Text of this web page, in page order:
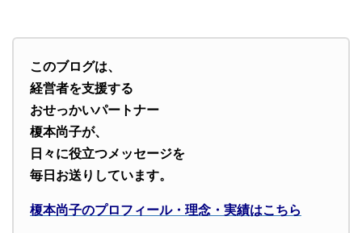
このブログは、
経営者を支援する
おせっかいパートナー
榎本尚子が、
日々に役立つメッセージを
毎日お送りしています。
榎本尚子のプロフィール・理念・実績はこちら